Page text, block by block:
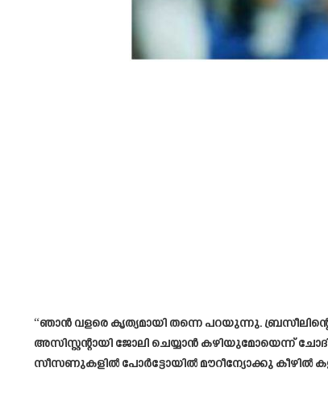
“ഞാൻ വളരെ കൃത്യമായി തന്നെ പറയുന്നു.
അസിസ്റ്റന്റായി ജോലി ചെയ്യാൻ കഴിയുമോയെന്ന്
സീസണുകളിൽ പോർട്ടോയിൽ മൗറീന്യോക്കു കീഴിൽ